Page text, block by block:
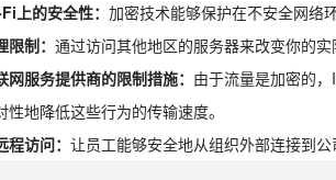
上的安全性： 加密技术能够保护在不安全网络
制： 通过访问其他地区的服务器来改变你的
网服务提供商的限制措施： 由于流量是加密的
性地降低这些行为的传输速度。
访问： 让员工能够安全地从组织外部连接到公